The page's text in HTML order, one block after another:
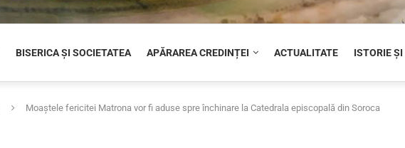
BISERICA ȘI SOCIETATEA APĂRAREA CREDINȚEI ACTUALITATE ISTORIE ȘI
Moaștele fericitei Matrona vor fi aduse spre închinare la Catedrala episcopală din Soroca